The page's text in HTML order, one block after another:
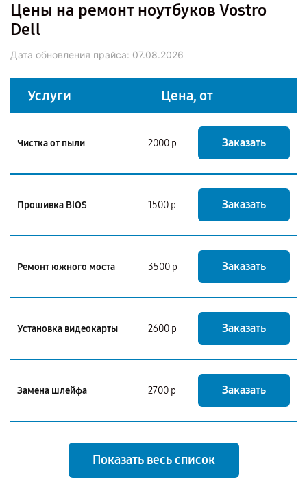
Цены на ремонт ноутбуков Vostro
Dell
Дата обновления прайса: 07.08.2026
Услуги Цена, от
Чистка от пыли 2000 р Заказать
Прошивка BIOS 1500 р Заказать
Ремонт южного моста 3500 р Заказать
Установка видеокарты 2600 р Заказать
Замена шлейфа 2700 р Заказать
Показать весь список